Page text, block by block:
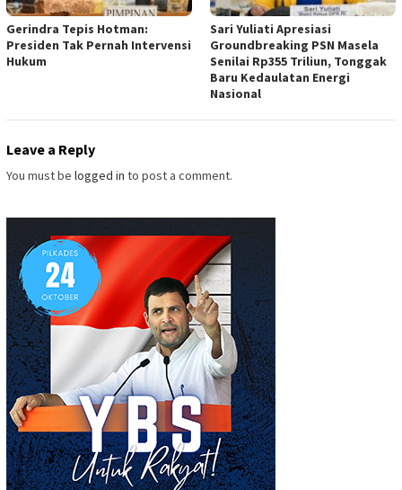
Gerindra Tepis Hotman:
Presiden Tak Pernah Intervensi
Hukum
Sari Yuliati Apresiasi
Groundbreaking PSN Masela
Senilai Rp355 Triliun, Tonggak
Baru Kedaulatan Energi
Nasional
Leave a Reply
You must be logged in to post a comment.